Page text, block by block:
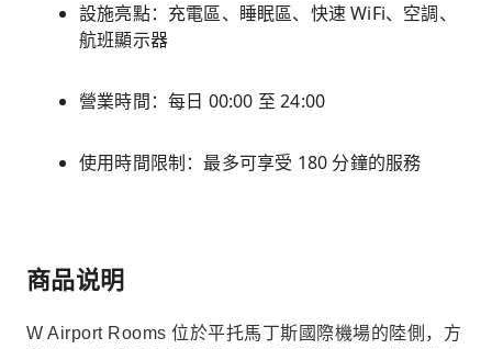
設施亮點：充電區、睡眠區、快速 WiFi、空調、
航班顯示器
營業時間：每日 00:00 至 24:00
使用時間限制：最多可享受 180 分鐘的服務
商品说明
W Airport Rooms 位於平托馬丁斯國際機場的陸側，方